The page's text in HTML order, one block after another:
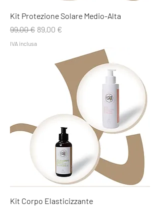
Kit Protezione Solare Medio-Alta
Prezzo regolare
99,00 € Prezzo scontato
89,00 €
IVA inclusa
Kit Corpo Elasticizzante